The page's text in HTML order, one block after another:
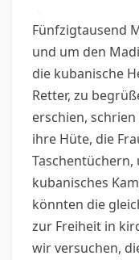
Fünfzigtausend
und um den
die kubanische
Retter, zu
erschien,
ihre Hüte, die
Taschentüchern,
kubanisches
könnten die
zur Freiheit in
wir versuchen,